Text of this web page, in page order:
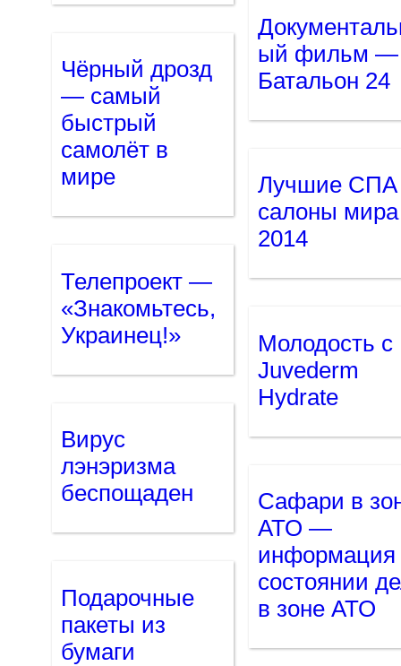
Чёрный дрозд
— самый
быстрый
самолёт в
мире
Телепроект —
«Знакомьтесь,
Украинец!»
Вирус
лэнэризма
беспощаден
Подарочные
пакеты из
бумаги
ый фильм —
Батальон 24
Лучшие СПА
салоны мира
2014
Молодость с
Juvederm
Hydrate
Cафари в
АТО —
информация
состоянии
в зоне АТО